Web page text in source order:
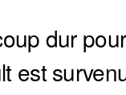
dur pour
est